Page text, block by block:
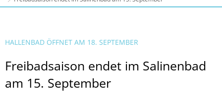
HALLENBAD ÖFFNET AM 18. SEPTEMBER
Freibadsaison endet im Salinenbad
am 15. September